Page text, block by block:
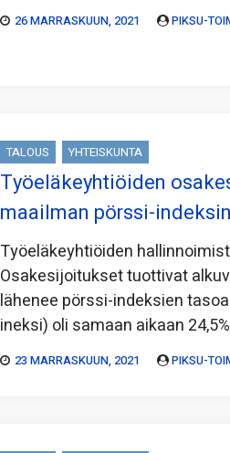
26 MARRASKUUN, 2021 PIKSU-
TALOUS YHTEISKUNTA
Työeläkeyhtiöiden
maailman pörssi-
Työeläkeyhtiöiden
Osakesijoitukset tuottivat
lähenee pörssi-indeksien
ineksi) oli samaan aikaan
23 MARRASKUUN, 2021 PIKSU-